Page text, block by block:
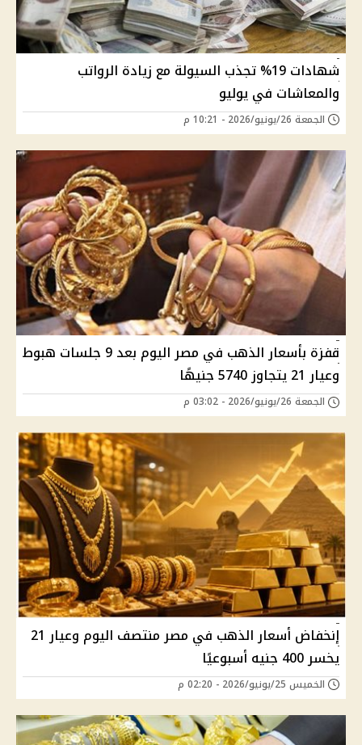
شهادات 19% تجذب السيولة مع زيادة الرواتب
والمعاشات في يوليو
الجمعة 26/يونيو/2026 - 10:21 م
قفزة بأسعار الذهب في مصر اليوم بعد 9 جلسات هبوط
وعيار 21 يتجاوز 5740 جنيهًا
الجمعة 26/يونيو/2026 - 03:02 م
إنخفاض أسعار الذهب في مصر منتصف اليوم وعيار 21
يخسر 400 جنيه أسبوعيًا
الخميس 25/يونيو/2026 - 02:20 م